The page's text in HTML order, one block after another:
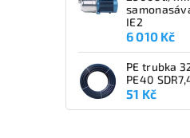
IE2
6 010 Kč
PE trubka
PE40
51 Kč